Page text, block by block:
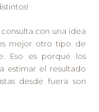
con una idea
mejor otro tipo de
Eso es porque los
estimar el resultado
desde fuera son